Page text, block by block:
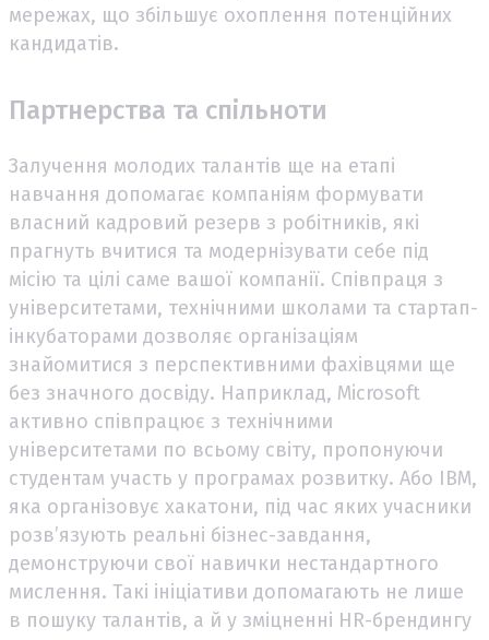
мережах, що збільшує охоплення потенційних
кандидатів.
Партнерства та спільноти
Залучення молодих талантів ще на етапі
навчання допомагає компаніям формувати
власний кадровий резерв з робітників, які
прагнуть вчитися та модернізувати себе під
місію та цілі саме вашої компанії. Співпраця з
університетами, технічними школами та стартап-
інкубаторами дозволяє організаціям
знайомитися з перспективними фахівцями ще
без значного досвіду. Наприклад, Microsoft
активно співпрацює з технічними
університетами по всьому світу, пропонуючи
студентам участь у програмах розвитку. Або IBM,
яка організовує хакатони, під час яких учасники
розв’язують реальні бізнес-завдання,
демонструючи свої навички нестандартного
мислення. Такі ініціативи допомагають не лише
в пошуку талантів, а й у зміцненні HR-брендингу